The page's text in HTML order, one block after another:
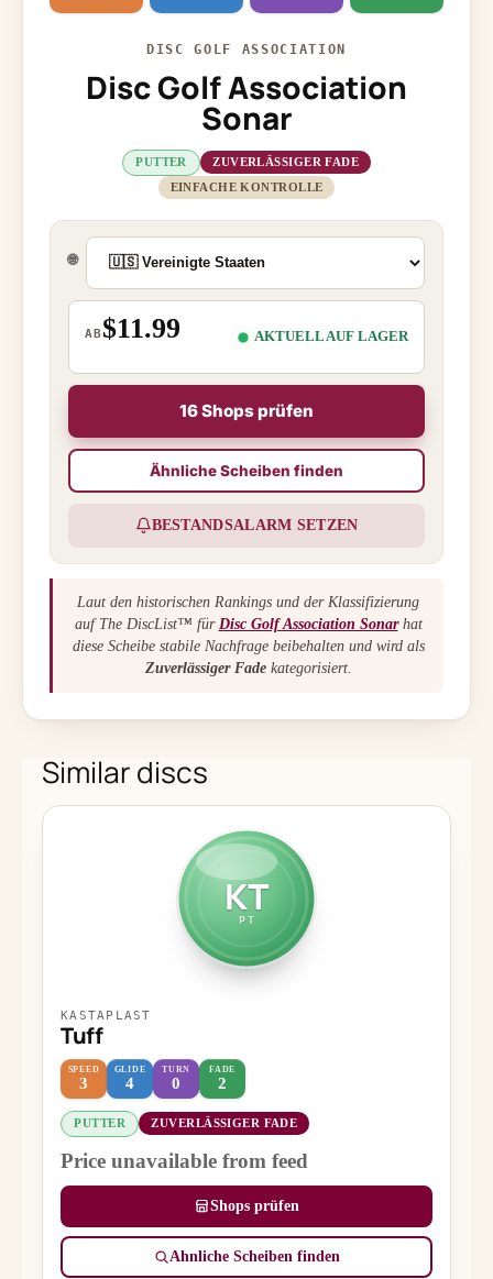
DISC GOLF ASSOCIATION
Disc Golf Association
Sonar
PUTTER
ZUVERLÄSSIGER FADE
EINFACHE KONTROLLE
🌐
AB$11.99 AKTUELL AUF LAGER
16 Shops prüfen
Ähnliche Scheiben finden
BESTANDSALARM SETZEN
Laut den historischen Rankings und der Klassifizierung
auf The DiscList™ für Disc Golf Association Sonarhat
diese Scheibe stabile Nachfrage beibehalten und wird als
Zuverlässiger Fadekategorisiert.
Similar discs
KT
PT
KASTAPLAST
Tuff
SPEED
3
GLIDE
4
TURN
0
FADE
2
PUTTER ZUVERLÄSSIGER FADE
Price unavailable from feed
Shops prüfen
Ähnliche Scheiben finden